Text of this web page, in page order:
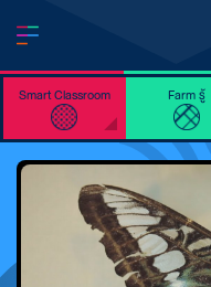
Smart Classroom Farm รู้